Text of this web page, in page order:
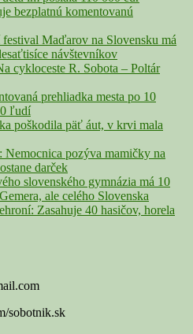
bezplatnú komentovanú
Maďarov na Slovensku má
návštevníkov
cykloceste R. Sobota – Poltár
prehliadka mesta po 10
ľudí
poškodila päť áut, v krvi mala
pozýva mamičky na
darček
slovenského gymnázia má 10
ale celého Slovenska
Zasahuje 40 hasičov, horela
sobotnik.sk